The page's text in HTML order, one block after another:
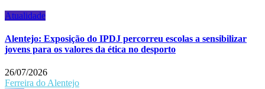
Atualidade
Alentejo: Exposição do IPDJ percorreu escolas a sensibilizar
jovens para os valores da ética no desporto
26/07/2026
Ferreira do Alentejo